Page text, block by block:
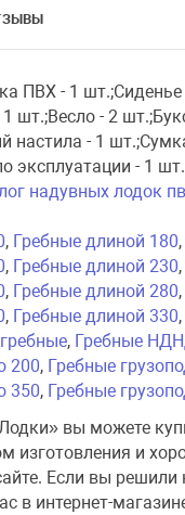
ПВХ - 1 шт.;Сиденье
шт.;Весло - 2
настила - 1
эксплуатации - 1 шт.
надувных лодок
, Гребные длиной 180,
, Гребные длиной 230,
, Гребные длиной 280,
, Гребные длиной 330,
, Гребные
200, Гребные
350, Гребные
вы можете
изготовления и
Если вы решили
в интернет-